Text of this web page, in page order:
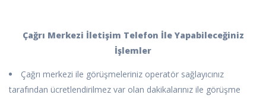
Çağrı Merkezi İletişim Telefon İle Yapabileceğiniz
İşlemler
Çağrı merkezi ile görüşmeleriniz operatör sağlayıcınız
tarafından ücretlendirilmez var olan dakikalarınız ile görüşme